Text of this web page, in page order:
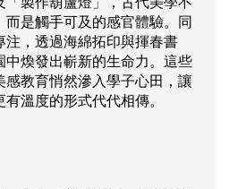
是觸手可及的感官體驗。同
注，透過海綿拓印與揮春書
中煥發出嶄新的生命力。這些
教育悄然滲入學子心田，讓
溫度的形式代代相傳。